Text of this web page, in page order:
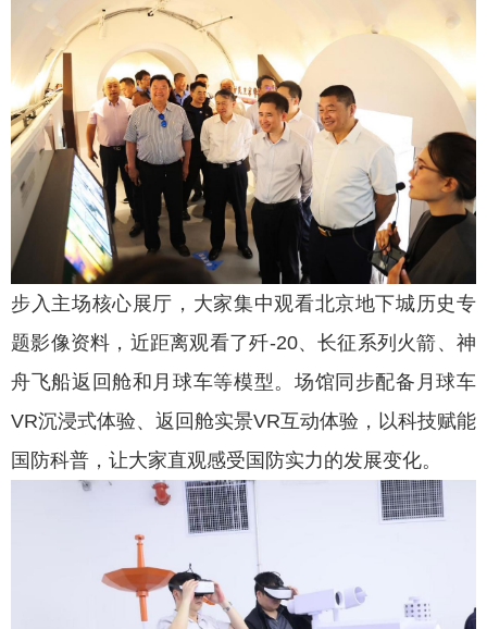
步入主场核心展厅，大家集中观看北京地下城历史专
题影像资料，近距离观看了歼-20、长征系列火箭、神
舟飞船返回舱和月球车等模型。场馆同步配备月球车
VR沉浸式体验、返回舱实景VR互动体验，以科技赋能
国防科普，让大家直观感受国防实力的发展变化。